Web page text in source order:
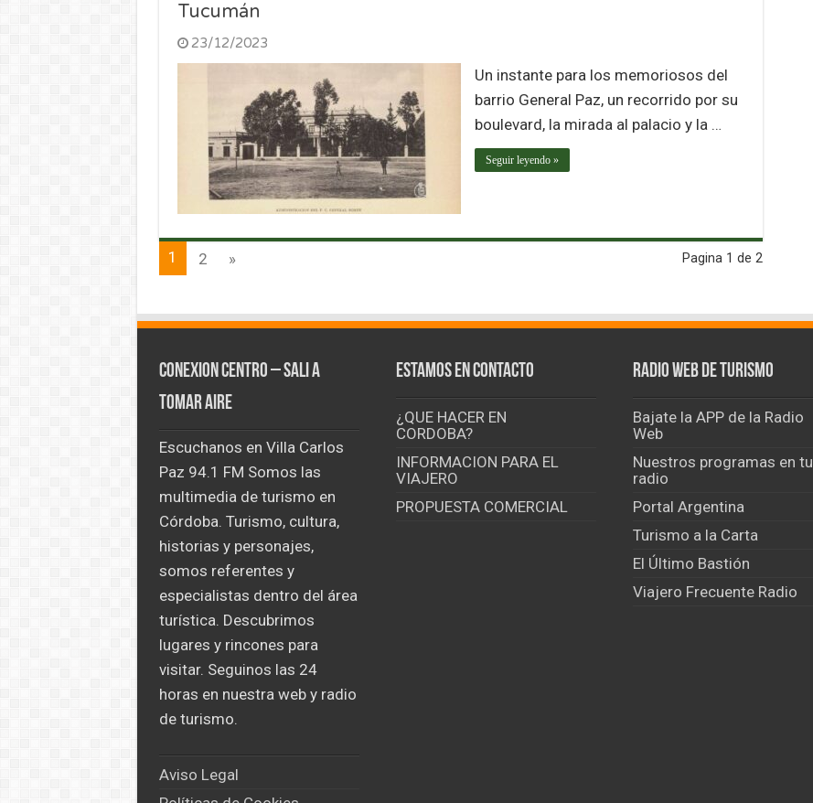
Tucumán
23/12/2023
Un instante para los memoriosos del
barrio General Paz, un recorrido por su
boulevard, la mirada al palacio y la …
Seguir leyendo »
Pagina 1 de 2
1 2 »
CONEXION CENTRO – Sali a
tomar aire
Escuchanos en Villa Carlos
Paz 94.1 FM Somos las
multimedia de turismo en
Córdoba. Turismo, cultura,
historias y personajes,
somos referentes y
especialistas dentro del área
turística. Descubrimos
lugares y rincones para
visitar. Seguinos las 24
horas en nuestra web y radio
de turismo.
Aviso Legal
Estamos en contacto
¿QUE HACER EN
CORDOBA?
INFORMACION PARA EL
VIAJERO
PROPUESTA COMERCIAL
Radio Web de Turismo
Bajate la APP de la Radio
Web
Nuestros programas en tu
radio
Portal Argentina
Turismo a la Carta
El Último Bastión
Viajero Frecuente Radio